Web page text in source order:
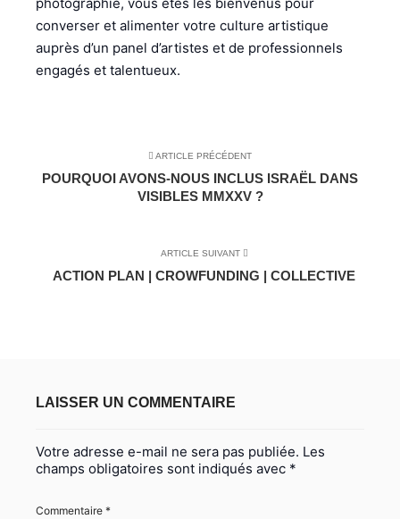
converser et alimenter votre culture artistique
auprès d’un panel d’artistes et de professionnels
engagés et talentueux.
ARTICLE PRÉCÉDENT
POURQUOI AVONS-NOUS INCLUS ISRAËL DANS
VISIBLES MMXXV ?
ARTICLE SUIVANT
ACTION PLAN | CROWFUNDING | COLLECTIVE
LAISSER UN COMMENTAIRE
Votre adresse e-mail ne sera pas publiée. Les
champs obligatoires sont indiqués avec *
Commentaire *